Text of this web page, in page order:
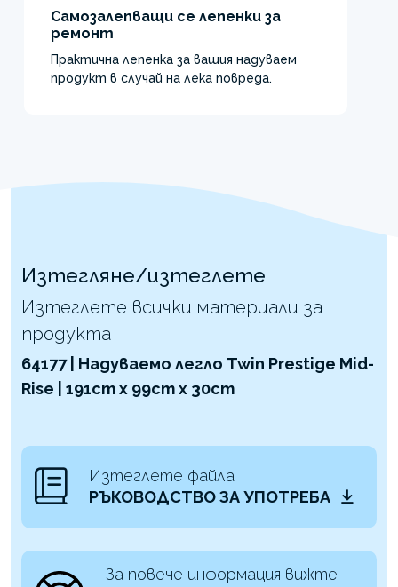
Самозалепващи се лепенки за
ремонт
Практична лепенка за вашия надуваем
продукт в случай на лека повреда.
Изтегляне/изтеглете
Изтеглете всички материали за
продукта
64177 | Надуваемо легло Twin Prestige Mid-
Rise | 191cm x 99cm x 30cm
Изтеглете файла
РЪКОВОДСТВО ЗА УПОТРЕБА
За повече информация вижте